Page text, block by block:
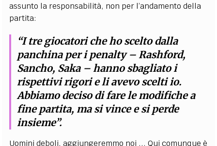
assunto la responsabilità, non per l’andamento della
partita:
“I tre giocatori che ho scelto dalla
panchina per i penalty – Rashford,
Sancho, Saka – hanno sbagliato i
rispettivi rigori e li avevo scelti io.
Abbiamo deciso di fare le modifiche a
fine partita, ma si vince e si perde
insieme”.
Uomini deboli, aggiungeremmo noi ... Qui comunque è